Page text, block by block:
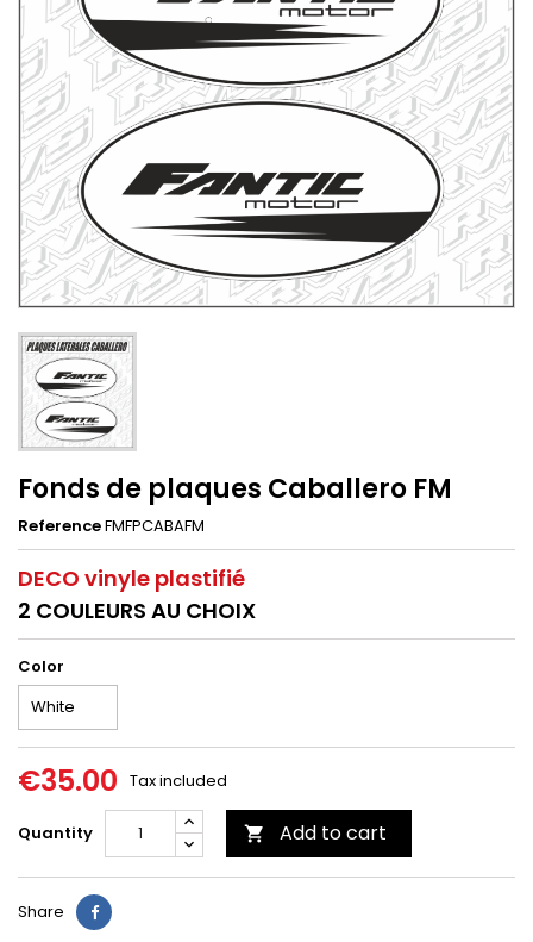
Fonds de plaques Caballero FM
ReferenceFMFPCABAFM
DECO vinyle plastifié
2 COULEURS AU CHOIX
Color
€35.00 Tax included
Quantity  Add to cart
Share